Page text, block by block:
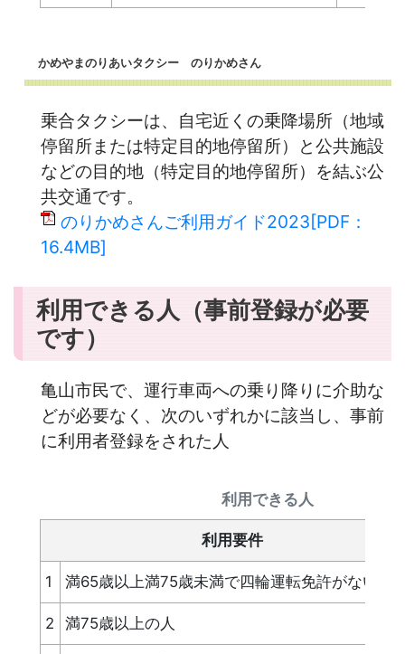
かめやまのりあいタクシー のりかめさん
乗合タクシーは、自宅近くの乗降場所（地域
停留所または特定目的地停留所）と公共施設
などの目的地（特定目的地停留所）を結ぶ公
共交通です。
のりかめさんご利用ガイド2023[PDF：
16.4MB]
利用できる人（事前登録が必要
です）
亀山市民で、運行車両への乗り降りに介助な
どが必要なく、次のいずれかに該当し、事前
に利用者登録をされた人
利用できる人
利用要件
1 満65歳以上満75歳未満で四輪運転免許がない人
2 満75歳以上の人